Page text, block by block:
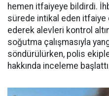
hemen itfaiyeye bildirdi.
sürede intikal eden itfaiye
ederek alevleri kontrol
soğutma çalışmasıyla
söndürülürken, polis
hakkında inceleme